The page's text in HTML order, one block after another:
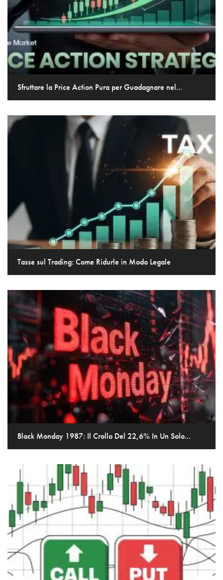
Sfruttare la Price Action Pura per Guadagnare nel...
Tasse sul Trading: Come Ridurle in Modo Legale
Black Monday 1987: Il Crollo Del 22,6% In Un Solo...